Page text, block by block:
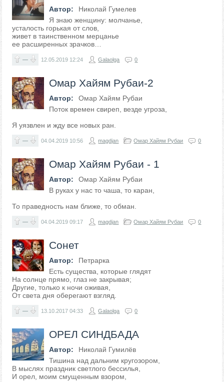
Автор:
Николай Гумелев
Я знаю женщину: молчанье,
усталость горькая от слов,
живет в таинственном мерцанье
ее расширенных зрачков…
— 12.05.2019 12:24 Galaolga 0
Омар Хайям Рубаи-2
Автор:
Омар Хайям Рубаи
Поток времен свиреп, везде угроза,
Я уязвлен и жду все новых ран.
— 04.04.2019 10:56 magdjan Омар Хайям Рубаи 0
Омар Хайям Рубаи - 1
Автор:
Омар Хайям Рубаи
В руках у нас то чаша, то каран,
То праведность нам ближе, то обман.
— 04.04.201909:17 magdjan Омар Хайям Рубаи 0
Сонет
Автор:
Петрарка
Есть существа, которые глядят
На солнце прямо, глаз не закрывая;
Другие, только к ночи оживая,
От света дня оберегают взгляд.
— 13.10.201704:33 Galaolga 0
ОРЕЛ СИНДБАДА
Автор:
Николай Гумилёв
Тишина над дальним кругозором,
В мыслях праздник светлого бессилья,
И орел, моим смущенным взором,